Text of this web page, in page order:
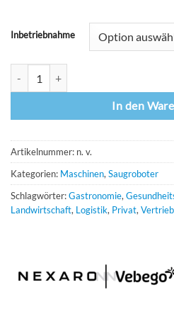
Inbetriebnahme
In den
Artikelnummer: n. v.
Kategorien: Maschinen,Saugroboter
Schlagwörter:Gastronomie,
Landwirtschaft, Logistik, Privat,Vertrieb